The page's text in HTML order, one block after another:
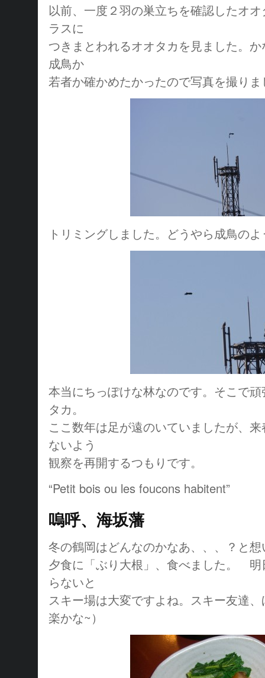
以前、一度２羽の巣立ちを確認したオ
ラスに
つきまとわれるオオタカを見ました。
成鳥か
若者か確かめたかったので写真を撮り
トリミングしました。どうやら成鳥の
本当にちっぽけな林なのです。そこで
タカ。
ここ数年は足が遠のいていましたが、
ないよう
観察を再開するつもりです。
“Petit bois ou les foucons habitent”
嗚呼、海坂藩
冬の鶴岡はどんなのかなあ、、、？と
夕食に「ぶり大根」、食べました。 明
らないと
スキー場は大変ですよね。スキー友達
楽かな~）